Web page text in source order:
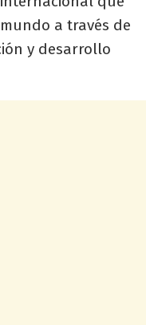
a través de
y desarrollo